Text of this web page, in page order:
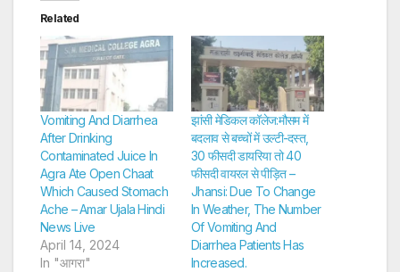
Related
Vomiting And Diarrhea
After Drinking
Contaminated Juice In
Agra Ate Open Chaat
Which Caused Stomach
Ache – Amar Ujala Hindi
News Live
April 14, 2024
In "आगरा"
झांसी मेडिकल कॉलेज:मौसम में
बदलाव से बच्चों में उल्टी-दस्त,
30 फीसदी डायरिया तो 40
फीसदी वायरल से पीड़ित –
Jhansi: Due To Change
In Weather, The Number
Of Vomiting And
Diarrhea Patients Has
Increased.